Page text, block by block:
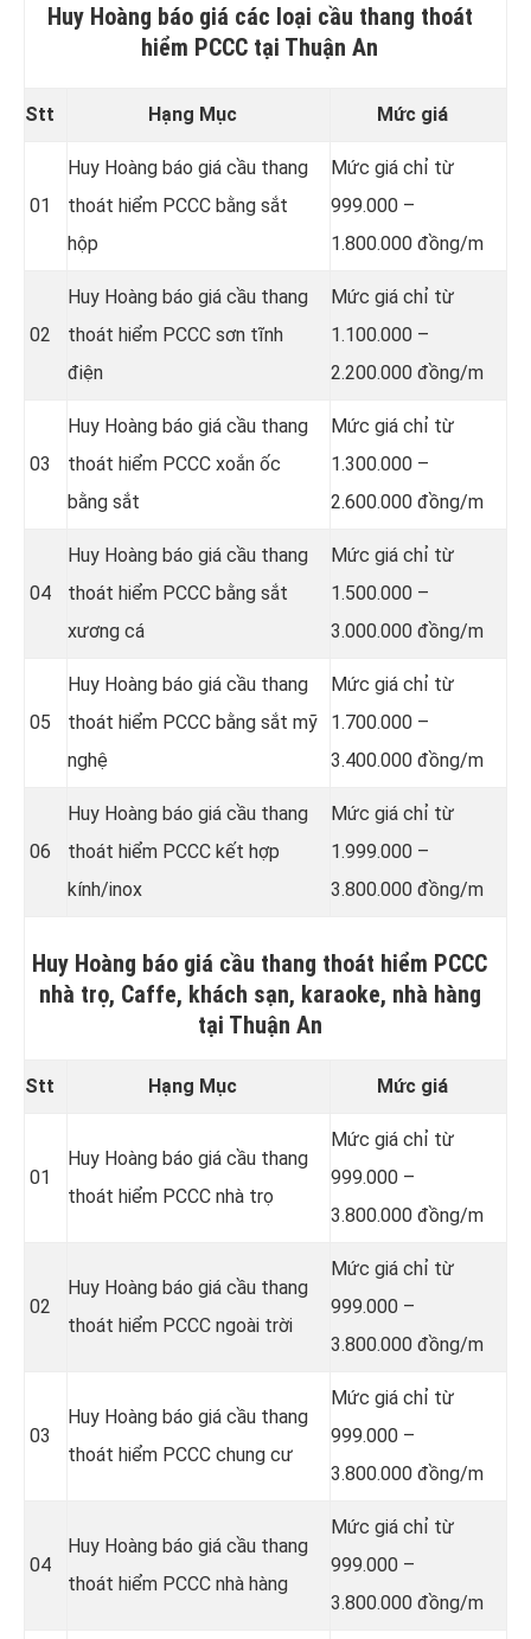
Huy Hoàng báo giá các loại cầu thang thoát
hiểm PCCC tại Thuận An
Stt Hạng Mục Mức giá
01
Huy Hoàng báo giá cầu thang
thoát hiểm PCCC bằng sắt
hộp
Mức giá chỉ từ
999.000 –
1.800.000 đồng/m
02
Huy Hoàng báo giá cầu thang
thoát hiểm PCCC sơn tĩnh
điện
Mức giá chỉ từ
1.100.000 –
2.200.000 đồng/m
03
Huy Hoàng báo giá cầu thang
thoát hiểm PCCC xoắn ốc
bằng sắt
Mức giá chỉ từ
1.300.000 –
2.600.000 đồng/m
04
Huy Hoàng báo giá cầu thang
thoát hiểm PCCC bằng sắt
xương cá
Mức giá chỉ từ
1.500.000 –
3.000.000 đồng/m
05
Huy Hoàng báo giá cầu thang
thoát hiểm PCCC bằng sắt mỹ
nghệ
Mức giá chỉ từ
1.700.000 –
3.400.000 đồng/m
06
Huy Hoàng báo giá cầu thang
thoát hiểm PCCC kết hợp
kính/inox
Mức giá chỉ từ
1.999.000 –
3.800.000 đồng/m
Huy Hoàng báo giá cầu thang thoát hiểm PCCC
nhà trọ, Caffe, khách sạn, karaoke, nhà hàng
tại Thuận An
Stt Hạng Mục Mức giá
01
Huy Hoàng báo giá cầu thang
thoát hiểm PCCC nhà trọ
Mức giá chỉ từ
999.000 –
3.800.000 đồng/m
02
Huy Hoàng báo giá cầu thang
thoát hiểm PCCC ngoài trời
Mức giá chỉ từ
999.000 –
3.800.000 đồng/m
03
Huy Hoàng báo giá cầu thang
thoát hiểm PCCC chung cư
Mức giá chỉ từ
999.000 –
3.800.000 đồng/m
04
Huy Hoàng báo giá cầu thang
thoát hiểm PCCC nhà hàng
Mức giá chỉ từ
999.000 –
3.800.000 đồng/m